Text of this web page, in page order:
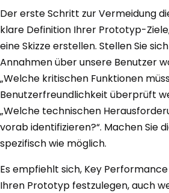
Der erste Schritt zur Vermeidung
klare Definition Ihrer Prototyp-
eine Skizze erstellen. Stellen Sie
Annahmen über unsere Benutzer
„Welche kritischen Funktionen
Benutzerfreundlichkeit überprüft
„Welche technischen
vorab identifizieren?“. Machen Sie
spezifisch wie möglich.
Es empfiehlt sich, Key
Ihren Prototyp festzulegen, auch